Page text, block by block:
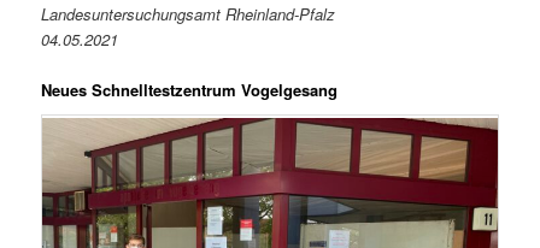
Landesuntersuchungsamt Rheinland-Pfalz
04.05.2021
Neues Schnelltestzentrum Vogelgesang